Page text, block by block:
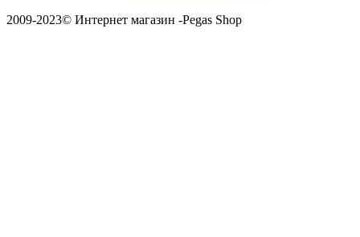
2009-2023© Интернет магазин -Pegas Shop